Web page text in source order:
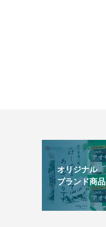
オリジナル
ブランド商品